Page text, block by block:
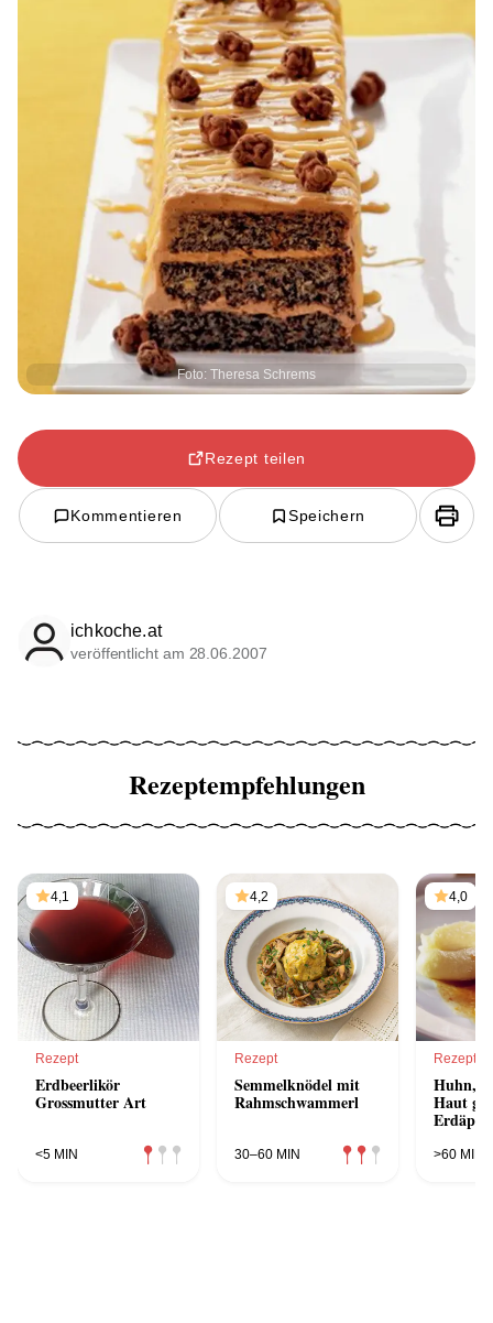
Foto: Theresa Schrems
Rezept teilen
Kommentieren Speichern
ichkoche.at
veröffentlicht am 28.06.2007
Rezeptempfehlungen
4,1
Rezept
Erdbeerlikör
Grossmutter Art
<5 MIN
4,2
Rezept
Semmelknödel mit
Rahmschwammerl
30–60 MIN
4,0
Rezept
Huhn,
Haut
>60 MIN